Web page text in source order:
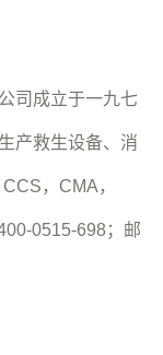
司成立于一九七
产救生设备、消
，CMA，
0515-698；邮